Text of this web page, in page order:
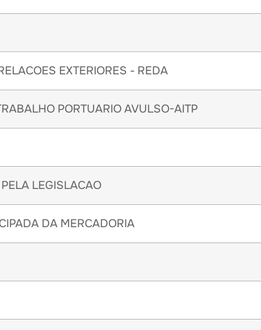
EXTERIORES - REDA
PORTUARIO AVULSO-AITP
LEGISLACAO
DA MERCADORIA